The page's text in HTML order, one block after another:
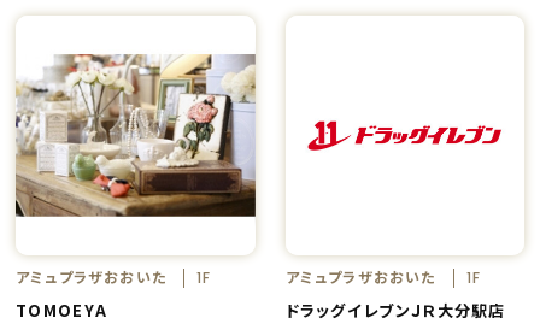
アミュプラザおおいた 1F
TOMOEYA
アミュプラザおおいた 1F
ドラッグイレブンＪＲ大分駅店